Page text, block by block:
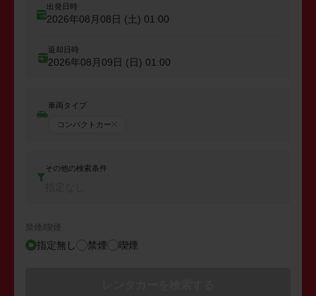
出発日時
2026年08月08日 (土) 01:00
返却日時
2026年08月09日 (日) 01:00
車両タイプ
コンパクトカー
その他の検索条件
禁煙/喫煙
指定無し 禁煙 喫煙